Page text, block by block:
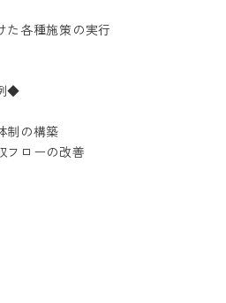
た各種施策の実行
◆
制の構築
フローの改善